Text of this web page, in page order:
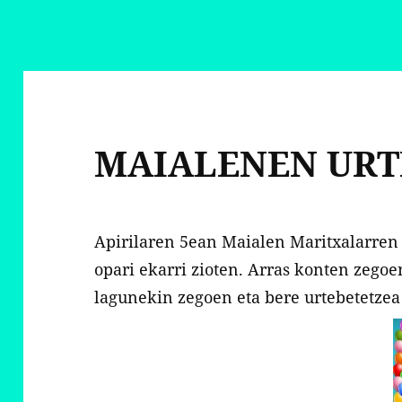
MAIALENEN
Apirilaren 5ean Maialen Maritxalarren
opari ekarri zioten. Arras konten
lagunekin zegoen eta bere